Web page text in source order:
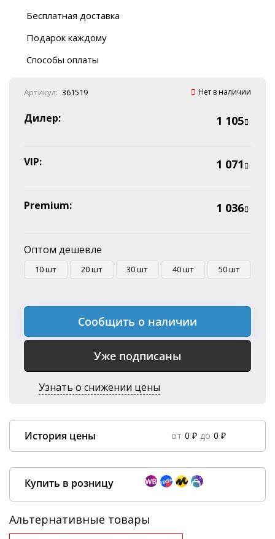
Бесплатная доставка
Автобусы (по ЮФО)
“BlaBlaCar” (по ЮФО)
Подарок каждому
Способы оплаты
Наличные
Эквайринг
Оплата на P/C
Артикул: 361519 Нет в наличии
Дилер: 1 105
VIP: 1 071
Premium: 1 036
Оптом дешевле
10 шт 20 шт 30 шт 40 шт 50 шт
Сообщить о наличии
Уже подписаны
Узнать о снижении цены
История цены от 0 ₽ до 0 ₽
Купить в розницу
Альтернативные товары